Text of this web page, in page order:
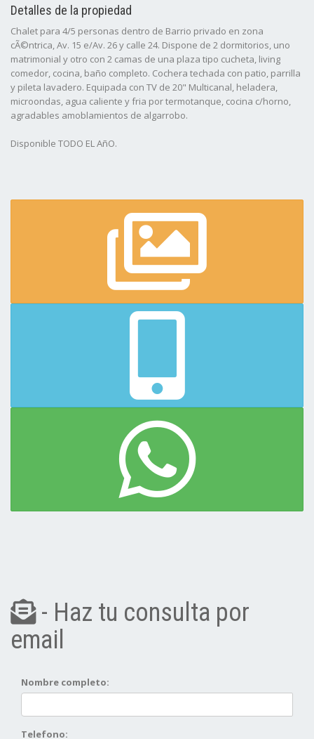
Detalles de la propiedad
Chalet para 4/5 personas dentro de Barrio privado en zona
cÃ©ntrica, Av. 15 e/Av. 26 y calle 24. Dispone de 2 dormitorios, uno
matrimonial y otro con 2 camas de una plaza tipo cucheta, living
comedor, cocina, baño completo. Cochera techada con patio, parrilla
y pileta lavadero. Equipada con TV de 20" Multicanal, heladera,
microondas, agua caliente y fria por termotanque, cocina c/horno,
agradables amoblamientos de algarrobo.
Disponible TODO EL AñO.
- Haz tu consulta por
email
Nombre completo:
Telefono: